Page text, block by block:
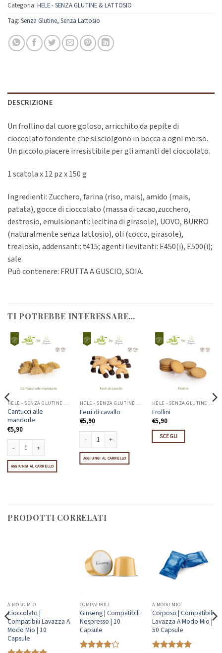
Categoria: HELE - SENZA GLUTINE & LATTOSIO
Tag: Senza Glutine, Senza Lattosio
DESCRIZIONE
Un frollino dal cuore goloso, arricchito da pepite di
cioccolato fondente che si sciolgono in bocca a ogni morso.
Un piccolo piacere irresistibile per gli amanti del cioccolato.
1 scatola x 12 pz x 150 g
Ingredienti: Zucchero, farina (riso, mais), amido (mais,
patata), gocce di cioccolato (massa di cacao,zucchero,
destrosio, emulsionanti: lecitina di girasole), UOVO, BURRO
(naturalmente senza lattosio), oli (cocco, girasole),
trealosio, addensanti: t415; agenti lievitanti: E450(i), E500(i);
sale.
Può contenere: FRUTTA A GUSCIO, SOIA.
TI POTREBBE INTERESSARE…
HELE - SENZA GLUTINE & LATTOSIO
Cantucci alle
mandorle
€5,90
Cantucci alle mandorle quantità
AGGIUNGI AL CARRELLO
HELE - SENZA GLUTINE & LATTOSIO
Ferri di cavallo
€5,90
Ferri di cavallo quantità
AGGIUNGI AL CARRELLO
HELE - SENZA GLUTINE & LATTOSIO
Frollini
€5,90
SCEGLI
pagina
del
PRODOTTI CORRELATI
A MODO MIO
Cioccolato |
Compatibili Lavazza A
Modo Mio | 10
Capsule
COMPATIBILI
Ginseng | Compatibili
Nespresso | 10
Capsule
A MODO MIO
Corposo | Compatibili
Lavazza A Modo Mio |
50 Capsule